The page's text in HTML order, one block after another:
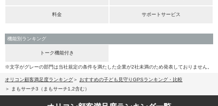
料金 サポートサービス
機能別ランキング
トーク機能付き
※文字がグレーの部門は当社規定の条件を満たした企業が2社未満のため発表しておりません。
オリコン顧客満足度ランキング
おすすめの子ども見守りGPSランキング・比較
まもサーチ3（まもサーチ1,2含む）